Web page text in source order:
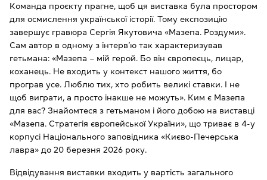
Команда проєкту прагне, щоб ця виставка була простором
для осмислення української історії. Тому експозицію
завершує гравюра Сергія Якутовича «Мазепа. Роздуми».
Сам автор в одному з інтерв’ю так характеризував
гетьмана: «Мазепа – мій герой. Бо він європеєць, лицар,
коханець. Не входить у контекст нашого життя, бо
програв усе. Люблю тих, хто робить великі ставки. І не
щоб виграти, а просто інакше не можуть». Ким є Мазепа
для вас? Знайомтеся з гетьманом і його добою на виставці
«Мазепа. Стратегія європейської України», що триває в 4-у
корпусі Національного заповідника «Києво-Печерська
лавра» до 20 березня 2026 року.
Відвідування виставки входить у вартість загального